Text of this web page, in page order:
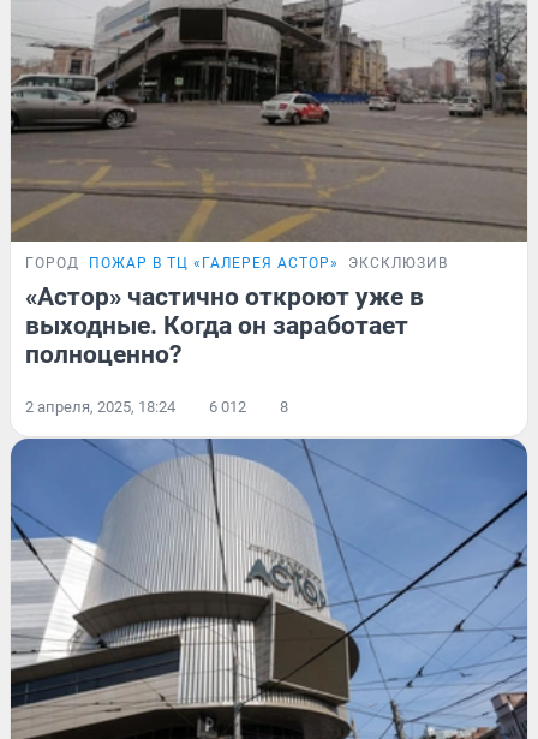
ГОРОД ПОЖАР В ТЦ «ГАЛЕРЕЯ АСТОР» ЭКСКЛЮЗИВ
«Астор» частично откроют уже в
выходные. Когда он заработает
полноценно?
2 апреля, 2025, 18:24 6 012 8